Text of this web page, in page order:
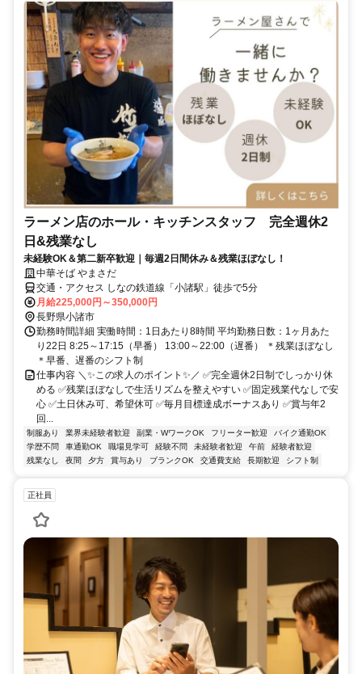
ラーメン店のホール・キッチンスタッフ 完全週休2
日&残業なし
未経験OK＆第二新卒歓迎｜毎週2日間休み＆残業ほぼなし！
中華そば やまさだ
交通・アクセス しなの鉄道線「小諸駅」徒歩で5分
月給225,000円～350,000円
長野県小諸市
勤務時間詳細 実働時間：1日あたり8時間 平均勤務日数：1ヶ月あた
り22日 8:25～17:15（早番） 13:00～22:00（遅番） ＊残業ほぼなし
＊早番、遅番のシフト制
仕事内容 ＼✨この求人のポイント✨／ ✅完全週休2日制でしっかり休
める ✅残業ほぼなしで生活リズムを整えやすい ✅固定残業代なしで安
心 ✅土日休み可、希望休可 ✅毎月目標達成ボーナスあり ✅賞与年2
回...
制服あり 業界未経験者歓迎 副業・WワークOK フリーター歓迎
バイク通勤OK
学歴不問
車通勤OK 職場見学可 経験不問 未経験者歓迎 午前
経験者歓迎
残業なし
夜間 夕方 賞与あり ブランクOK 交通費支給 長期歓迎 シフト制
正社員